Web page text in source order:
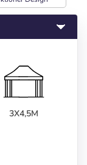
3X4,5M